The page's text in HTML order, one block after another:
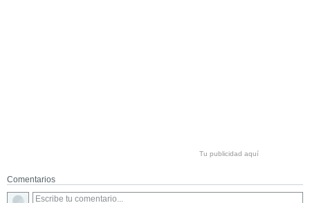
Tu publicidad aquí
Comentarios